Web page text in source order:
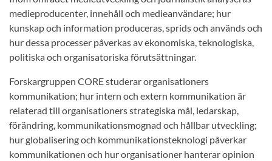
medieproducenter, innehåll och medieanvändare; hur
kunskap och information produceras, sprids och används och
hur dessa processer påverkas av ekonomiska, teknologiska,
politiska och organisatoriska förutsättningar.
Forskargruppen CORE studerar organisationers
kommunikation; hur intern och extern kommunikation är
relaterad till organisationers strategiska mål, ledarskap,
förändring, kommunikationsmognad och hållbar utveckling;
hur globalisering och kommunikationsteknologi påverkar
kommunikationen och hur organisationer hanterar opinion